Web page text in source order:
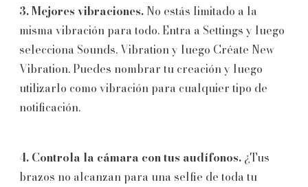
3. Mejores vibraciones.No estás limitado a la
misma vibración para todo. Entra a Settings y luego
selecciona Sounds, Vibration y luego Créate New
Vibration. Puedes nombrar tu creación y luego
utilizarlo como vibración para cualquier tipo de
notificación.
4. Controla la cámara con tus audífonos. ¿Tus
brazos no alcanzan para una selfie de toda tu